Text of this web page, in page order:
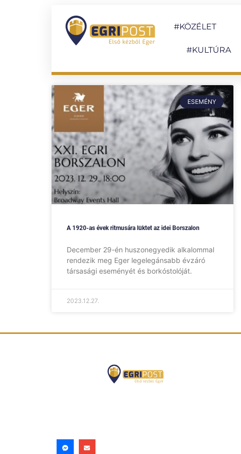
#KÖZÉLET
#KULTÚRA
ESEMÉNY
A 1920-as évek ritmusára lüktet az idei Borszalon
December 29-én huszonegyedik alkalommal
rendezik meg Eger legelegánsabb évzáró
társasági eseményét és borkóstolóját.
2023.12.27.